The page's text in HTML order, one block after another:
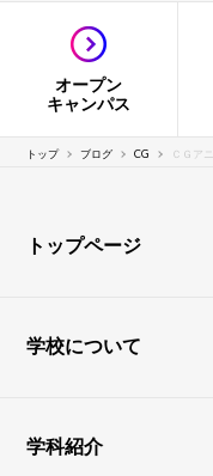
オープン
キャンパス
トップ ブログ CG ＣＧア
トップページ
学校について
学科紹介